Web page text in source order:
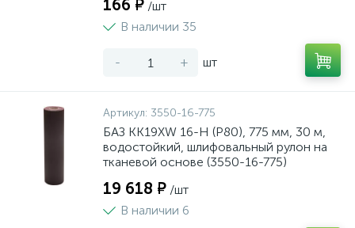
166 ₽ /шт
В наличии 35
- + шт
Артикул: 3550-16-775
БАЗ KK19XW 16-H (Р80), 775 мм, 30 м,
водостойкий, шлифовальный рулон на
тканевой основе (3550-16-775)
19 618 ₽ /шт
В наличии 6